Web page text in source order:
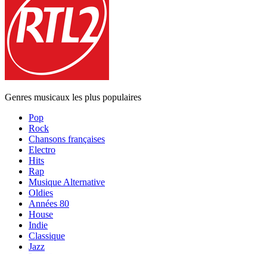
Genres musicaux les plus populaires
Pop
Rock
Chansons françaises
Electro
Hits
Rap
Musique Alternative
Oldies
Années 80
House
Indie
Classique
Jazz